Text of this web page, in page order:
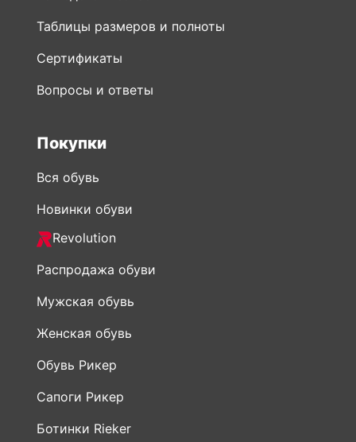
Вопросы и ответы
Новинки обуви
Revolution
Распродажа обуви
Мужская обувь
Женская обувь
Обувь Рикер
Сапоги Рикер
Ботинки Rieker
Сумки